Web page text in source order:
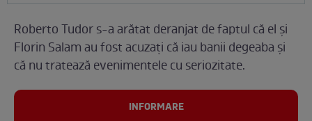
Roberto Tudor s-a arătat deranjat de faptul că el și
Florin Salam au fost acuzați că iau banii degeaba și
că nu tratează evenimentele cu seriozitate.
INFORMARE